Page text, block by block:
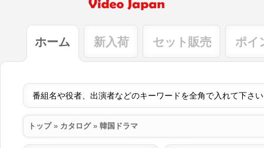
ホーム 新入荷 セット販売 ポイ
トップ» カタログ» 韓国ドラマ